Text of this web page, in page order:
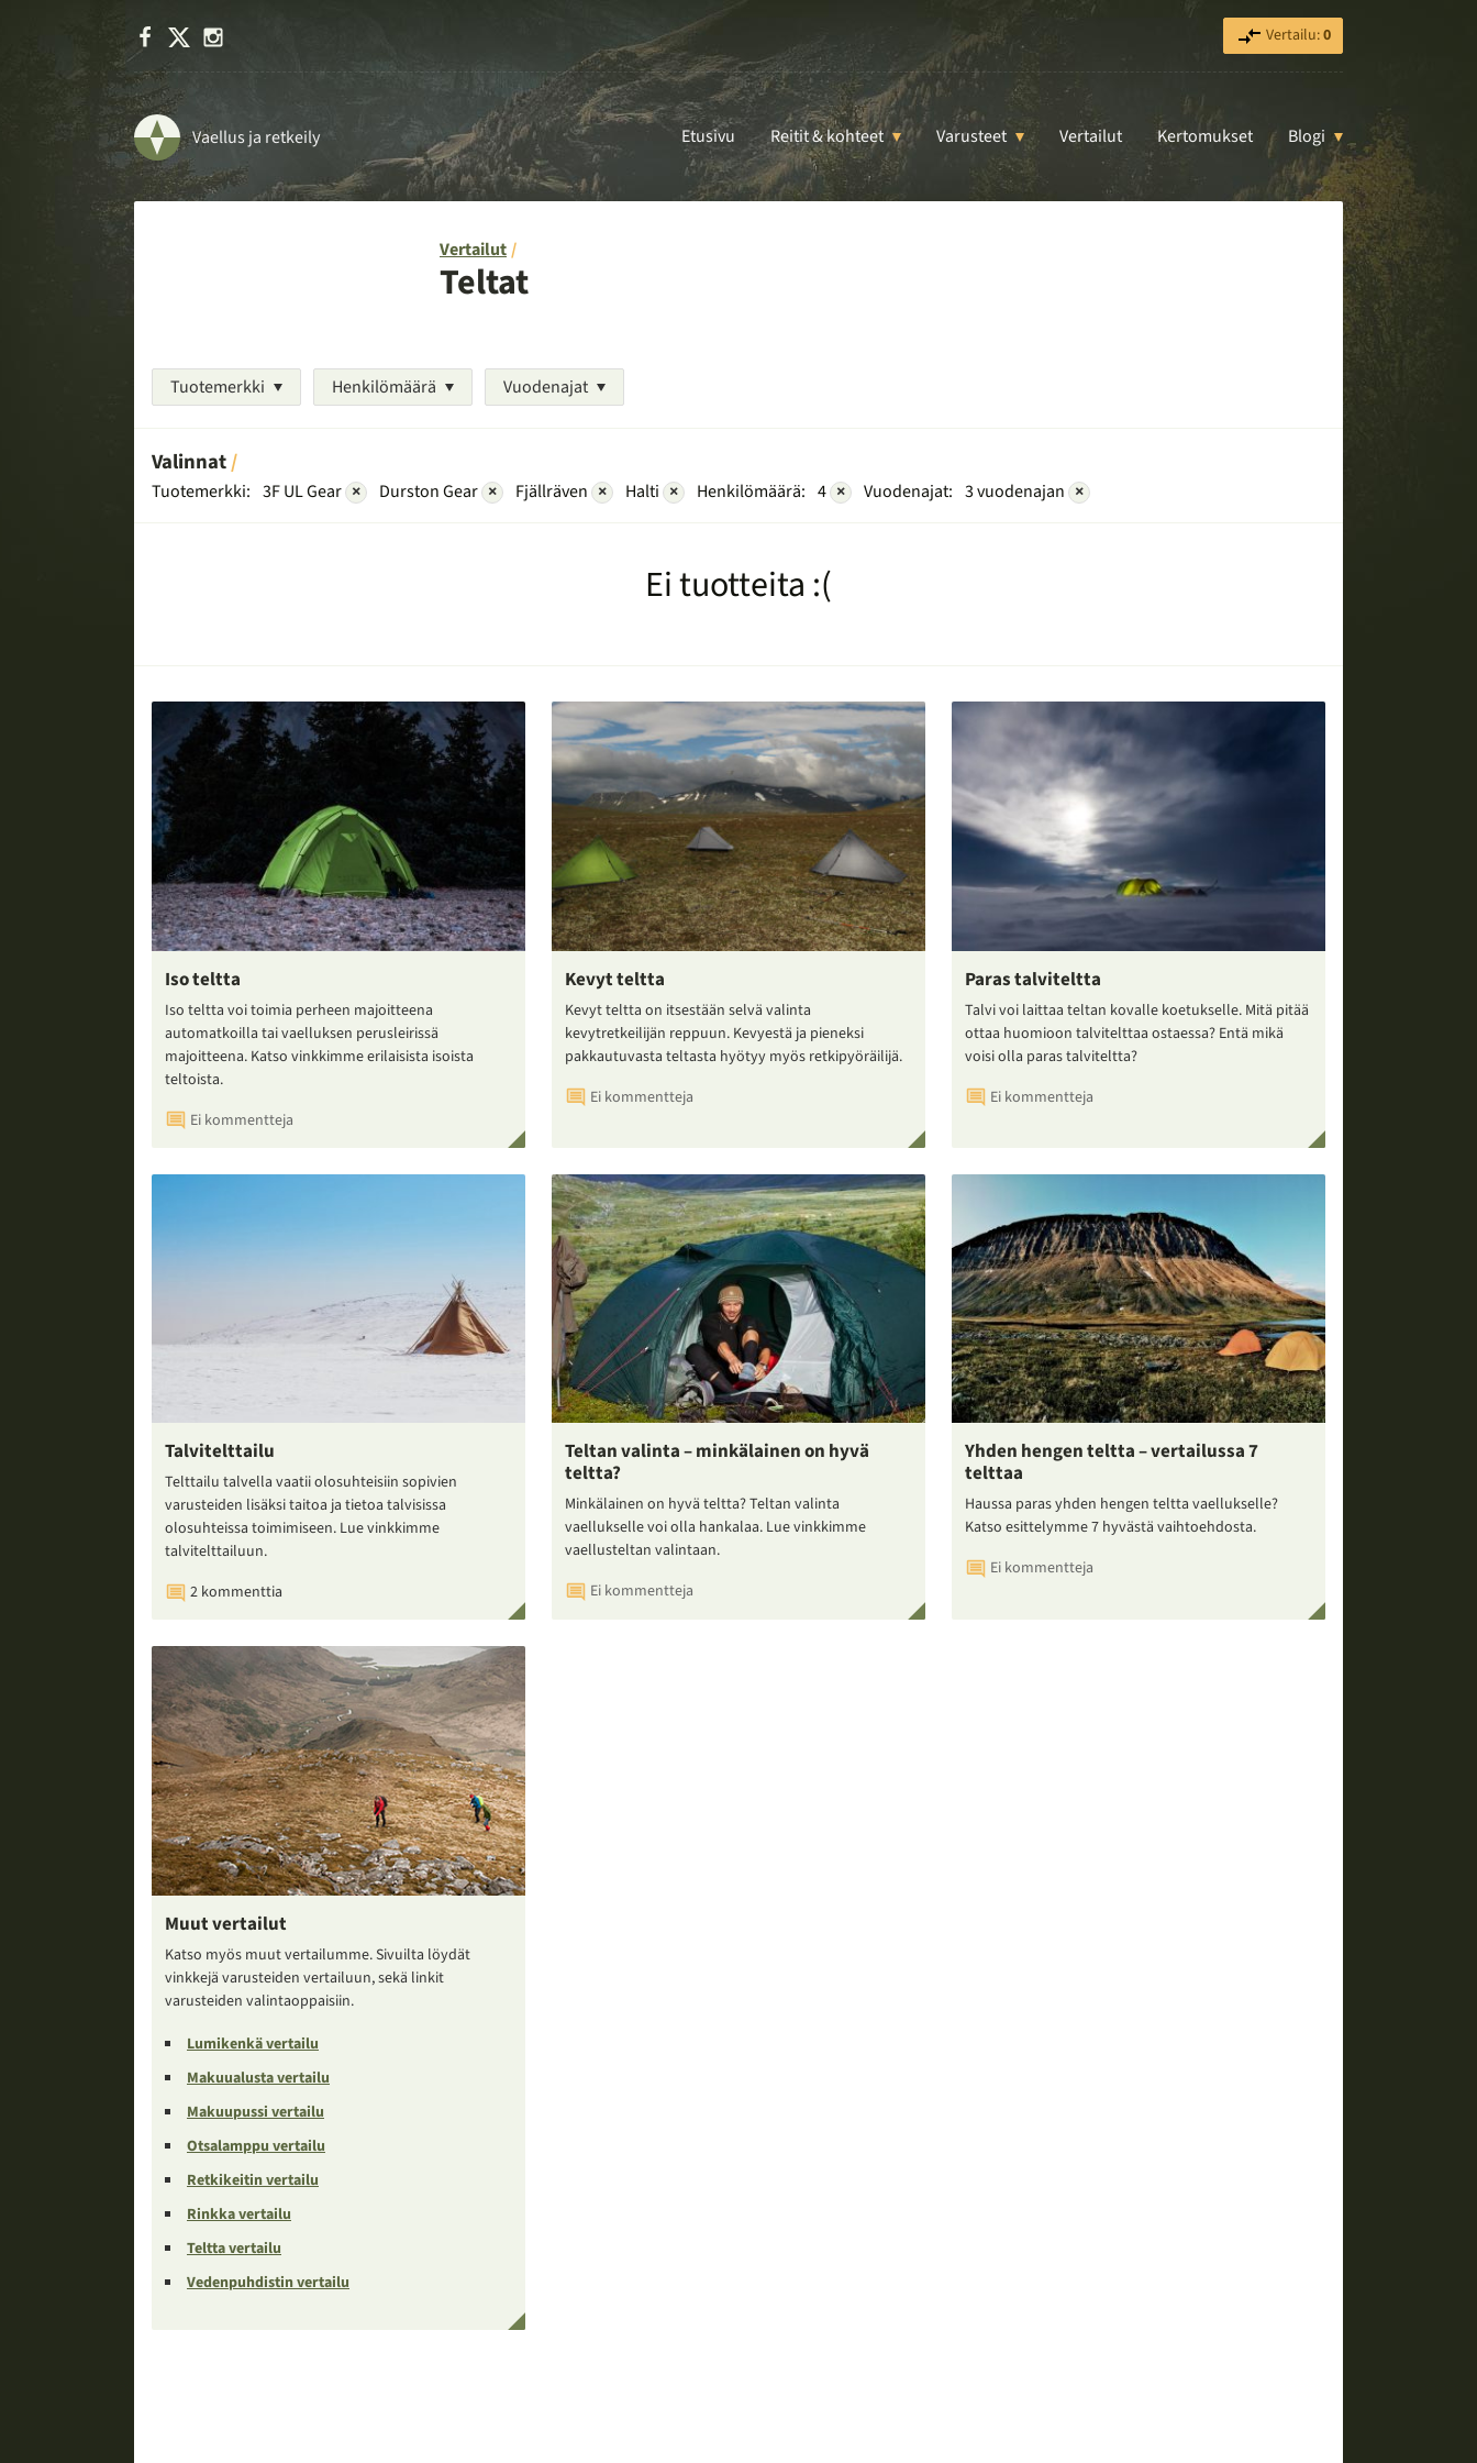
Facebook Vertailu:0
Vaellus ja retkeily Etusivu Reitit & kohteet Varusteet Vertailut Kertomukset Blogi
Vertailut
Teltat
Tuotemerkki Henkilömäärä Vuodenajat
Valinnat
Tuotemerkki: 3F UL Gear × Durston Gear × Fjällräven × Halti × Henkilömäärä: 4 × Vuodenajat: 3 vuodenajan ×
Ei tuotteita :(
Iso teltta
Iso teltta voi toimia perheen majoitteena
automatkoilla tai vaelluksen perusleirissä
majoitteena. Katso vinkkimme erilaisista isoista
teltoista.
Ei kommentteja
Kevyt teltta
Kevyt teltta on itsestään selvä valinta
kevytretkeilijän reppuun. Kevyestä ja pieneksi
pakkautuvasta teltasta hyötyy myös retkipyöräilijä.
Ei kommentteja
Paras talviteltta
Talvi voi laittaa teltan kovalle koetukselle. Mitä pitää
ottaa huomioon talvitelttaa ostaessa? Entä mikä
voisi olla paras talviteltta?
Ei kommentteja
Talvitelttailu
Telttailu talvella vaatii olosuhteisiin sopivien
varusteiden lisäksi taitoa ja tietoa talvisissa
olosuhteissa toimimiseen. Lue vinkkimme
talvitelttailuun.
2 kommenttia
Teltan valinta – minkälainen on hyvä
teltta?
Minkälainen on hyvä teltta? Teltan valinta
vaellukselle voi olla hankalaa. Lue vinkkimme
vaellusteltan valintaan.
Ei kommentteja
Yhden hengen teltta – vertailussa 7
telttaa
Haussa paras yhden hengen teltta vaellukselle?
Katso esittelymme 7 hyvästä vaihtoehdosta.
Ei kommentteja
Muut vertailut
Katso myös muut vertailumme. Sivuilta löydät
vinkkejä varusteiden vertailuun, sekä linkit
varusteiden valintaoppaisiin.
Lumikenkä vertailu
Makuualusta vertailu
Makuupussi vertailu
Otsalamppu vertailu
Retkikeitin vertailu
Rinkka vertailu
Teltta vertailu
Vedenpuhdistin vertailu